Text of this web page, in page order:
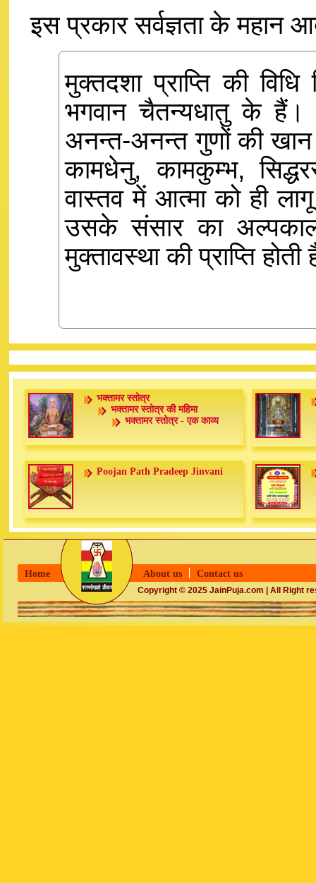
इस प्रकार सर्वज्ञता के महान
मुक्तदशा प्राप्ति की
भगवान चैतन्यधातु के हैं।
अनन्त-अनन्त गुणों की खान
कामधेनु, कामकुम्भ,
वास्तव में आत्मा को ही
उसके संसार का
मुक्तावस्था की प्राप्ति होती
भक्तामर स्तोत्र
भक्तामर स्तोत्र की महिमा
भक्तामर स्तोत्र - एक काव्य
Poojan Path Pradeep Jinvani
Home About us Contact us
Copyright © 2025 JainPuja.com | All Right